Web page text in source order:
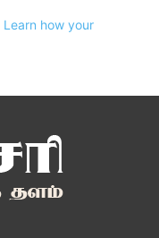
Learn how your